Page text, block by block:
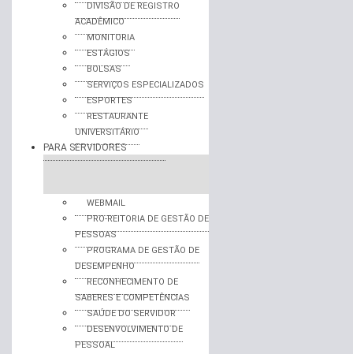
DIVISÃO DE REGISTRO
ACADÊMICO
MONITORIA
ESTÁGIOS
BOLSAS
SERVIÇOS ESPECIALIZADOS
ESPORTES
RESTAURANTE
UNIVERSITÁRIO
PARA SERVIDORES
WEBMAIL
PRO-REITORIA DE GESTÃO DE
PESSOAS
PROGRAMA DE GESTÃO DE
DESEMPENHO
RECONHECIMENTO DE
SABERES E COMPETÊNCIAS
SAÚDE DO SERVIDOR
DESENVOLVIMENTO DE
PESSOAL